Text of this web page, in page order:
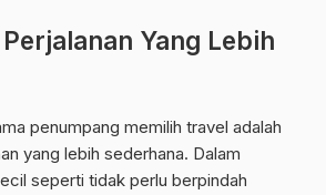
Yang Lebih
penumpang memilih travel adalah
yang lebih sederhana. Dalam
seperti tidak perlu berpindah